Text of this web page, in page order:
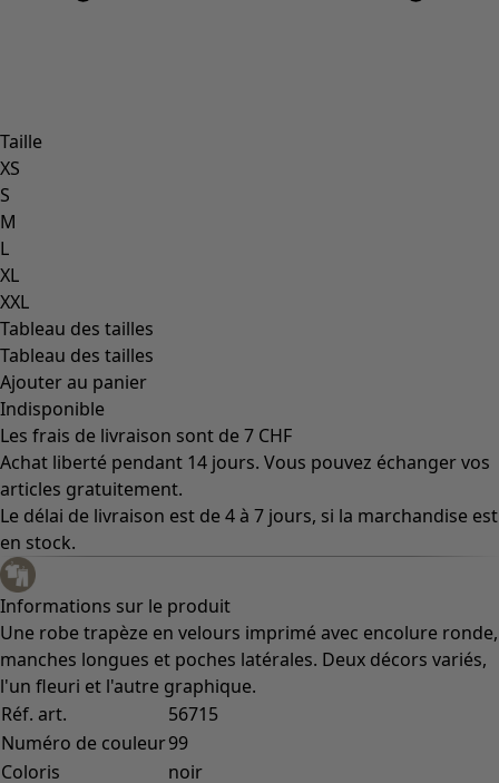
Taille
XS
S
M
L
XL
XXL
Tableau des tailles
Tableau des tailles
Ajouter au panier
Indisponible
Les frais de livraison sont de 7 CHF
Achat liberté pendant 14 jours. Vous pouvez échanger vos
articles gratuitement.
Le délai de livraison est de 4 à 7 jours, si la marchandise est
en stock.
Informations sur le produit
Une robe trapèze en velours imprimé avec encolure ronde,
manches longues et poches latérales. Deux décors variés,
l'un fleuri et l'autre graphique.
Réf. art.
56715
Numéro de couleur99
Coloris
noir